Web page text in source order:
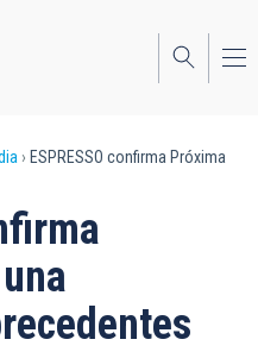
ESPRESSO confirma Próxima